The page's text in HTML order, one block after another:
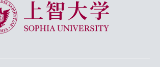
智大学 Sophia University